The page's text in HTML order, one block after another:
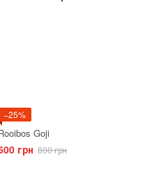
−25%
Goji
грн 800 грн